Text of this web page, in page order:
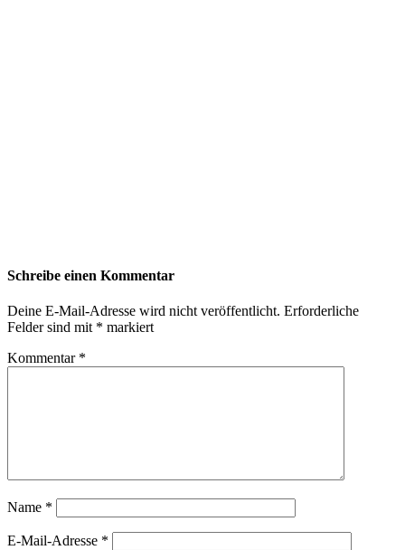
Schreibe einen Kommentar
Deine E-Mail-Adresse wird nicht veröffentlicht. Erforderliche
Felder sind mit * markiert
Kommentar *
Name *
E-Mail-Adresse *